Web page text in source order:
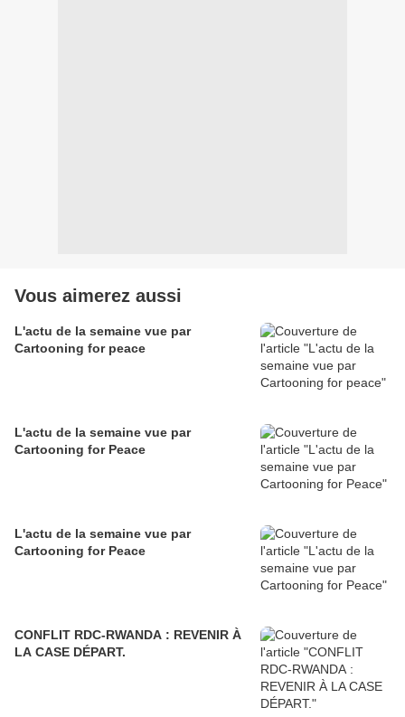
Vous aimerez aussi
L'actu de la semaine vue par
Cartooning for peace
L'actu de la semaine vue par
Cartooning for Peace
L'actu de la semaine vue par
Cartooning for Peace
CONFLIT RDC-RWANDA : REVENIR À
LA CASE DÉPART.